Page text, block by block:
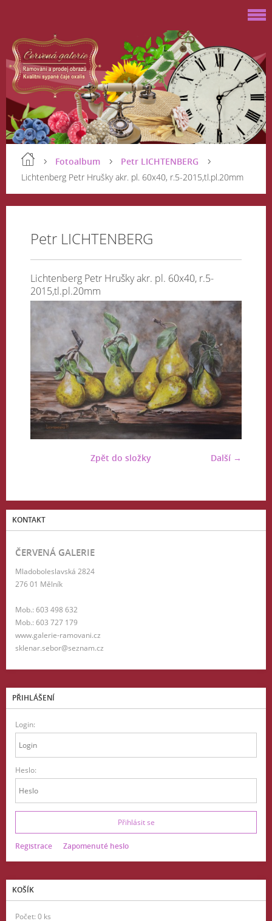
Fotoalbum
Petr LICHTENBERG
Lichtenberg Petr Hrušky akr. pl. 60x40, r.5-2015,tl.pl.20mm
Petr LICHTENBERG
Lichtenberg Petr Hrušky akr. pl. 60x40, r.5-
2015,tl.pl.20mm
Další →
Zpět do složky
KONTAKT
ČERVENÁ GALERIE
Mladoboleslavská 2824
276 01 Mělník
Mob.: 603 498 632
Mob.: 603 727 179
www.galerie-ramovani.cz
sklenar.sebor@seznam.cz
PŘIHLÁŠENÍ
Login:
Heslo:
Registrace Zapomenuté heslo
KOŠÍK
Počet: 0 ks